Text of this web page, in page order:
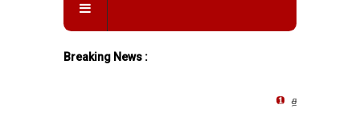
Breaking News :
தங்கம்-வெள்ளி விலை